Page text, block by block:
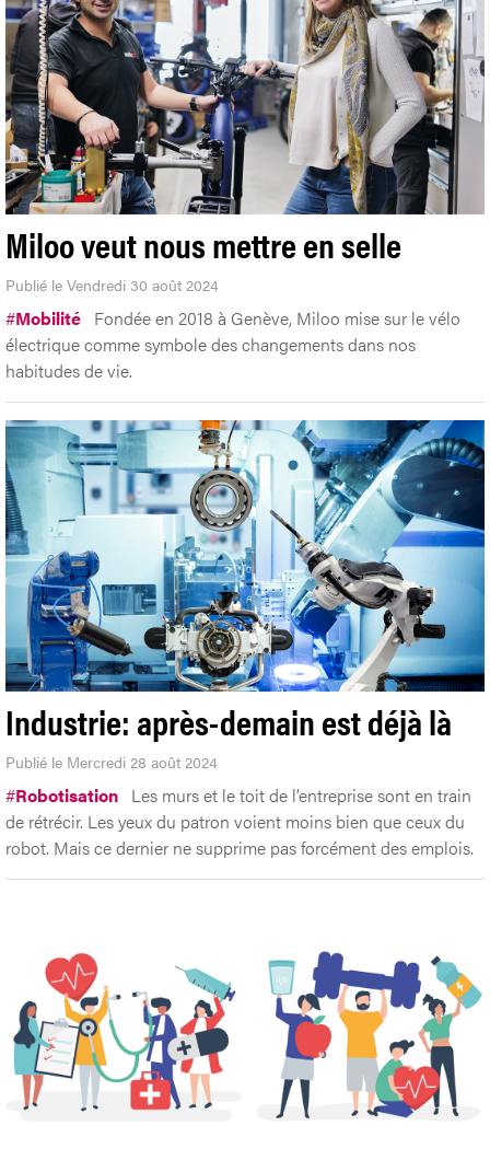
Miloo veut nous mettre en selle
Publié le Vendredi 30 août 2024
#Mobilité Fondée en 2018 à Genève, Miloo mise sur le vélo
électrique comme symbole des changements dans nos
habitudes de vie.
Industrie: après-demain est déjà là
Publié le Mercredi 28 août 2024
#Robotisation Les murs et le toit de l’entreprise sont en train
de rétrécir. Les yeux du patron voient moins bien que ceux du
robot. Mais ce dernier ne supprime pas forcément des emplois.